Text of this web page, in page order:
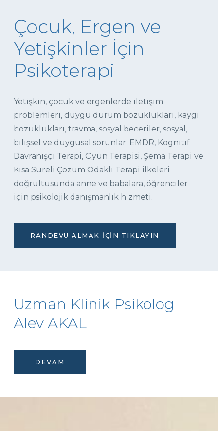
Çocuk, Ergen ve
Yetişkinler İçin
Psikoterapi
Yetişkin, çocuk ve ergenlerde iletişim
problemleri, duygu durum bozuklukları, kaygı
bozuklukları, travma, sosyal beceriler, sosyal,
bilişsel ve duygusal sorunlar, EMDR, Kognitif
Davranışçı Terapi, Oyun Terapisi, Şema Terapi ve
Kısa Süreli Çözüm Odaklı Terapi ilkeleri
doğrultusunda anne ve babalara, öğrenciler
için psikolojik danışmanlık hizmeti.
RANDEVU ALMAK İÇIN TIKLAYIN
Uzman Klinik Psikolog
Alev AKAL
DEVAM